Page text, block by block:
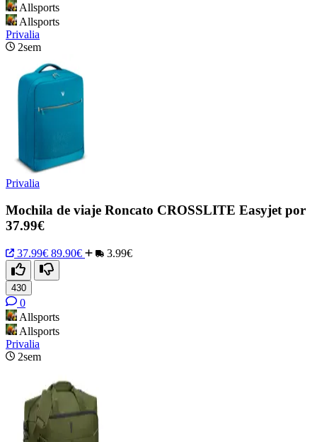
Allsports
Allsports
Privalia
2sem
Privalia
Mochila de viaje Roncato CROSSLITE Easyjet por
37.99€
37.99€ 89.90€ 3.99€
430
0
Allsports
Allsports
Privalia
2sem